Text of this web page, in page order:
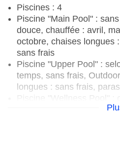
Piscines : 4
Piscine "Main Pool" :
douce, chauffée : avril,
octobre, chaises longues
sans frais
Piscine "Upper Pool" :
temps, sans frais,
longues : sans frais,
eau douce, chauffée :